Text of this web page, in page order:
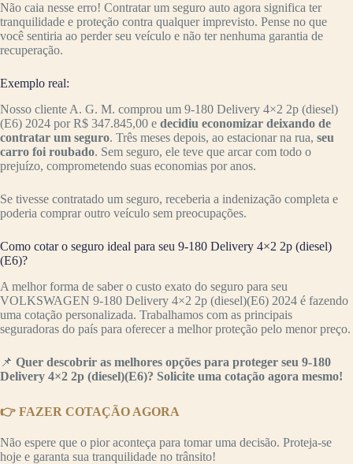
Não caia nesse erro! Contratar um seguro auto agora significa ter
tranquilidade e proteção contra qualquer imprevisto. Pense no que
você sentiria ao perder seu veículo e não ter nenhuma garantia de
recuperação.
Exemplo real:
Nosso cliente A. G. M. comprou um 9-180 Delivery 4×2 2p (diesel)
(E6) 2024 por R$ 347.845,00 e decidiu economizar deixando de
contratar um seguro. Três meses depois, ao estacionar na rua, seu
carro foi roubado. Sem seguro, ele teve que arcar com todo o
prejuízo, comprometendo suas economias por anos.
Se tivesse contratado um seguro, receberia a indenização completa e
poderia comprar outro veículo sem preocupações.
Como cotar o seguro ideal para seu 9-180 Delivery 4×2 2p (diesel)
(E6)?
A melhor forma de saber o custo exato do seguro para seu
VOLKSWAGEN 9-180 Delivery 4×2 2p (diesel)(E6) 2024 é fazendo
uma cotação personalizada. Trabalhamos com as principais
seguradoras do país para oferecer a melhor proteção pelo menor preço.
📌 Quer descobrir as melhores opções para proteger seu 9-180
Delivery 4×2 2p (diesel)(E6)? Solicite uma cotação agora mesmo!
👉 FAZER COTAÇÃO AGORA
Não espere que o pior aconteça para tomar uma decisão. Proteja-se
hoje e garanta sua tranquilidade no trânsito!